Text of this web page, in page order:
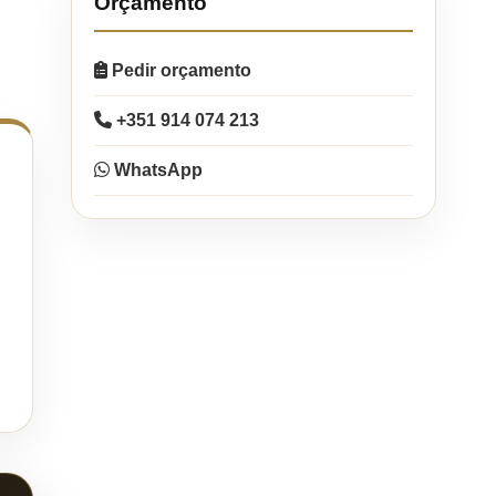
Pedir orçamento
+351 914 074 213
WhatsApp